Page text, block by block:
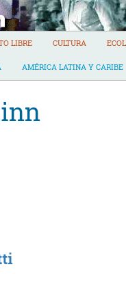
LIBRE CULTURA
AMÉRICA LATINA Y CARIBE